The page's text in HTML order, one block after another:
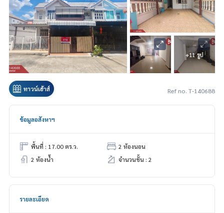
+11 รูป
ทาวน์เฮ้าส์ Ref no. T-140688
ข้อมูลอสังหาฯ
พื้นที่ : 17.00 ตร.ว.
2 ห้องนอน
2 ห้องน้ำ
จำนวนชั้น : 2
รายละเอียด